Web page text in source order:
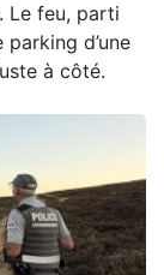
Le feu, parti
d’une
à côté.